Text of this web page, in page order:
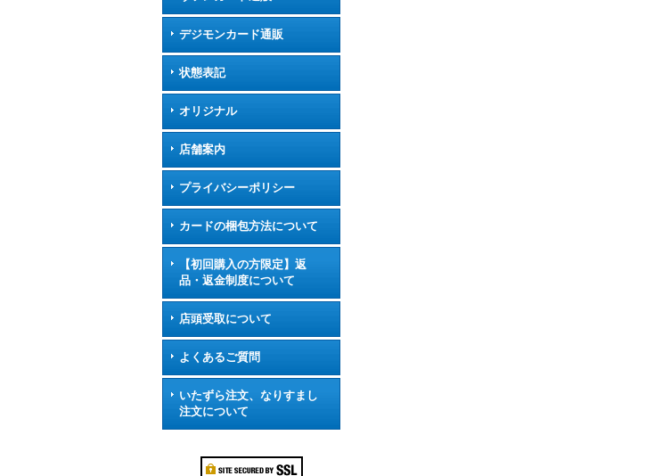
デジモンカード通販
状態表記
オリジナル
店舗案内
プライバシーポリシー
カードの梱包方法について
【初回購入の方限定】返
品・返金制度について
店頭受取について
よくあるご質問
いたずら注文、なりすまし
注文について